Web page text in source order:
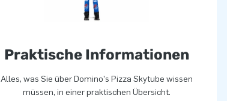
Praktische Informationen
Alles, was Sie über Domino's Pizza Skytube wissen
müssen, in einer praktischen Übersicht.